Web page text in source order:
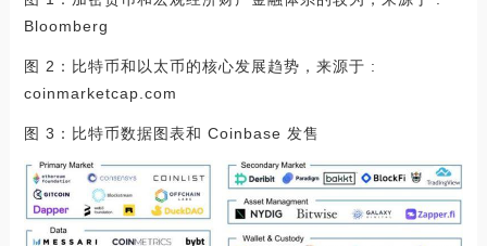
Bloomberg
图 2：比特币和以太币的核心发展趋势，来源于 :
coinmarketcap.com
图 3：比特币数据图表和 Coinbase 发售